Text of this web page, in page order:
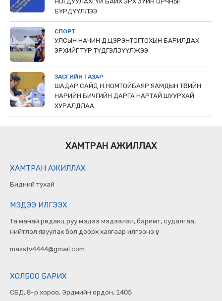
БҮРДҮҮЛЛЭЭ
СПОРТ
УЛСЫН НАЧИН Д.ЦЭРЭНТОГТОХЫН БАРИЛДАХ
ЭРХИЙГ ТҮР ТҮДГЭЛЗҮҮЛЖЭЭ
ЗАСГИЙН ГАЗАР
ШАДАР САЙД Н.НОМТОЙБАЯР ЯАМДЫН ТӨРИЙН
НАРИЙН БИЧГИЙН ДАРГА НАРТАЙ ШУУРХАЙ
ХУРАЛДЛАА
ХАМТРАН АЖИЛЛАХ
ХАМТРАН АЖИЛЛАХ
Бидний тухай
МЭДЭЭ ИЛГЭЭХ
Та манай редакц руу мэдээ мэдээлэл, баримт, судалгаа,
нийтлэл явуулах бол доорх хаягаар илгээнэ үү.
masstv4444@gmail.com
ХОЛБОО БАРИХ
СБД, 8-р хороо, Эрдмийн ордон, 1405